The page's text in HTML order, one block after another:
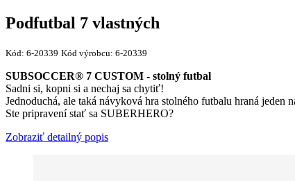
Podfutbal 7 vlastných
Kód: 6-20339 Kód výrobcu: 6-20339
SUBSOCCER® 7 CUSTOM - stolný futbal
Sadni si, kopni si a nechaj sa chytiť!
Jednoduchá, ale taká návyková hra stolného futbalu hraná
Ste pripravení stať sa SUBERHERO?
Zobraziť detailný popis